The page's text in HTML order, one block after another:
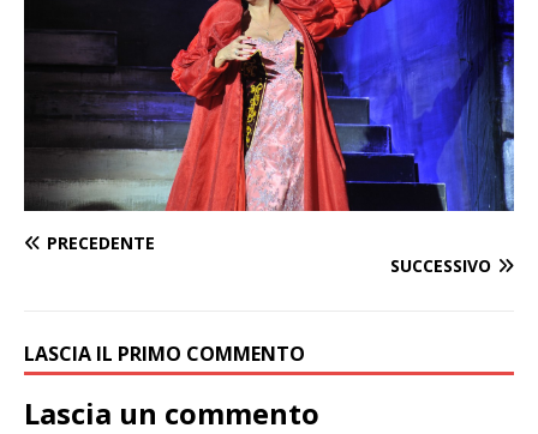
PRECEDENTE
SUCCESSIVO
LASCIA IL PRIMO COMMENTO
Lascia un commento